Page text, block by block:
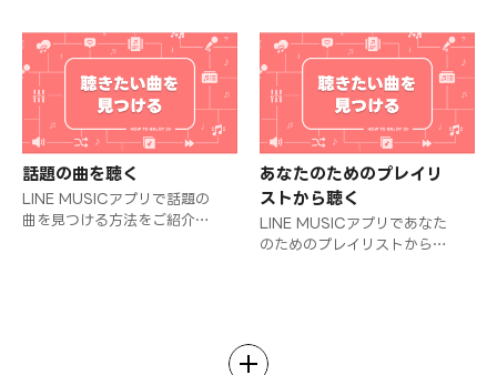
話題の曲を聴く
LINE MUSICアプリで話題の
曲を見つける方法をご紹介し
あなたのためのプレイリ
ストから聴く
LINE MUSICアプリであなた
のためのプレイリストから聴